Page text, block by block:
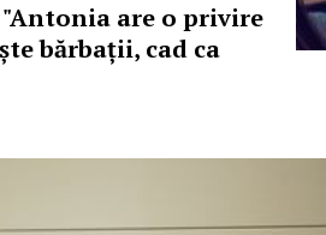
are o privire
bărbații, cad ca